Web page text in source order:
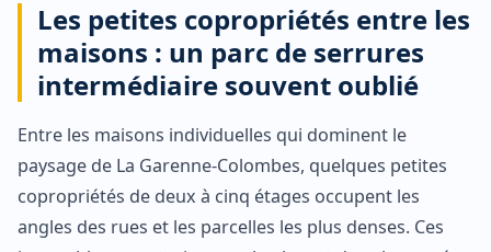
Les petites copropriétés entre les
maisons : un parc de serrures
intermédiaire souvent oublié
Entre les maisons individuelles qui dominent le
paysage de La Garenne-Colombes, quelques petites
copropriétés de deux à cinq étages occupent les
angles des rues et les parcelles les plus denses. Ces